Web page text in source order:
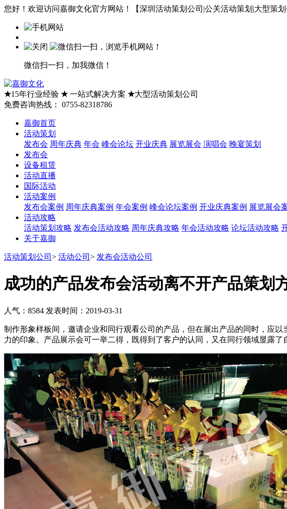
您好！欢迎访问嘉御文化官方网站！【深圳活动策划公司|公关活动策划|大型策划
微信扫一扫，加我微信！
★15年行业经验 ★一站式解决方案 ★大型活动策划公司
免费咨询热线：
0755-82318786
嘉御首页
活动策划
发布会 周年庆典 年会 峰会论坛 开业庆典 展览展会 演唱会 晚宴策划
发布会
设备租赁
活动直播
国际活动
活动案例
发布会案例 周年庆典案例 年会案例 峰会论坛案例 开业庆典案例 展览展会
活动攻略
活动策划攻略 发布会活动攻略 周年庆典攻略 年会活动攻略 论坛活动攻略
关于嘉御
活动策划公司 > 活动公司 > 发布会活动公司
成功的产品发布会活动离不开产品策划
人气：8584 发表时间：2019-03-31
制作形象样板间，邀请企业和同行观看公司的产品，但在展出产品的同时，应
力的印象。产品展示会可一举二得，既得到了客户的认同，又在同行领域显露了